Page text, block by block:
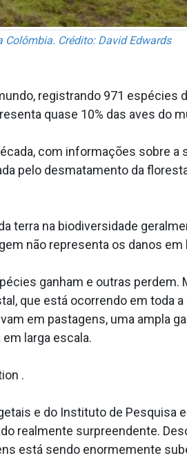
Crédito: David Edwards
registrando 971
quase 10% das aves do
com informações sobre
pelo desmatamento da
terra na biodiversidade
não representa os danos
ganham e outras perdem.
que está ocorrendo em toda
em pastagens, uma ampla
larga escala.
.
e do Instituto de Pesquisa
realmente surpreendente.
está sendo enormemente